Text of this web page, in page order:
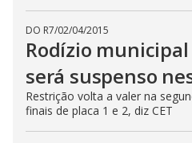
DO R7/02/04/2015
Rodízio
será suspenso
Restrição volta a valer na
finais de placa 1 e 2, diz CET